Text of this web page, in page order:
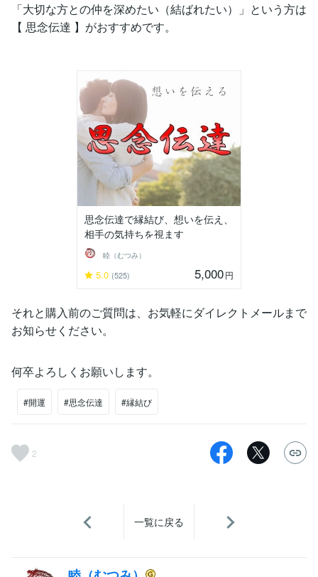
「大切な方との仲を深めたい（結ばれたい）」という方は
【 思念伝達 】がおすすめです。
思念伝達で縁結び、想いを伝え、
相手の気持ちを視ます
睦（むつみ）
5.0 (525) 5,000円
それと購入前のご質問は、お気軽にダイレクトメールまで
お知らせください。
何卒よろしくお願いします。
#開運 #思念伝達 #縁結び
2
一覧に戻る